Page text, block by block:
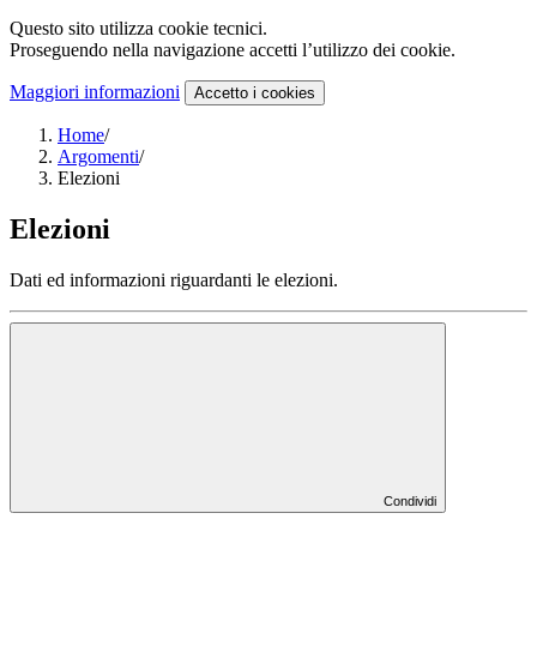
Questo sito utilizza cookie tecnici.
Proseguendo nella navigazione accetti l’utilizzo dei cookie.
Maggiori informazioni Accetto i cookies
Home/
Argomenti/
Elezioni
Elezioni
Dati ed informazioni riguardanti le elezioni.
Condividi